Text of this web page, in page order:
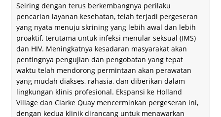
Seiring dengan terus berkembangnya perilaku
pencarian layanan kesehatan, telah terjadi pergeseran
yang nyata menuju skrining yang lebih awal dan lebih
proaktif, terutama untuk infeksi menular seksual (IMS)
dan HIV. Meningkatnya kesadaran masyarakat akan
pentingnya pengujian dan pengobatan yang tepat
waktu telah mendorong permintaan akan perawatan
yang mudah diakses, rahasia, dan diberikan dalam
lingkungan klinis profesional. Ekspansi ke Holland
Village dan Clarke Quay mencerminkan pergeseran ini,
dengan kedua klinik dirancang untuk menawarkan